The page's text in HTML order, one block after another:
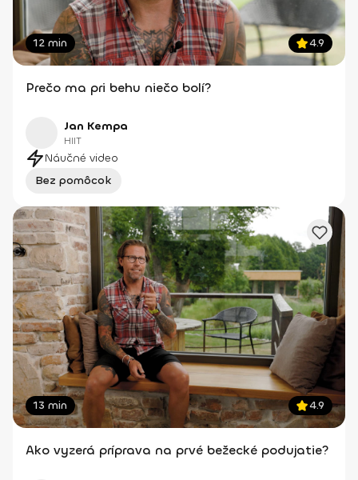
12 min 4.9
Prečo ma pri behu niečo bolí?
Jan Kempa
HIIT
Náučné video
Bez pomôcok
13 min 4.9
Ako vyzerá príprava na prvé bežecké podujatie?